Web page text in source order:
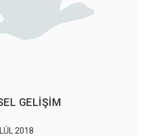
GELİŞİM
2018